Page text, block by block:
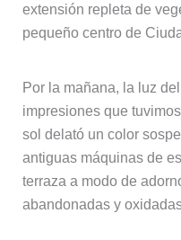
extensión repleta de
pequeño centro de
Por la mañana, la luz
impresiones que
sol delató un color
antiguas máquinas de
terraza a modo de
abandonadas y